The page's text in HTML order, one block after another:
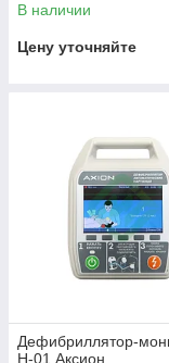
В наличии
Цену уточняйте
Дефибриллятор-
Н-01 Аксион